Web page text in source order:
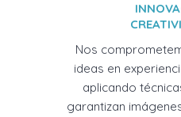
Nos
ideas en
aplicando
garantizan